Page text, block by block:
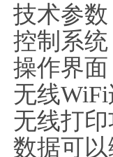
技术参
控制系
操作界
无线WiFi
无线打
数据可